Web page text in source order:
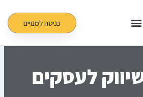
כניסה למנויים
לעסקים